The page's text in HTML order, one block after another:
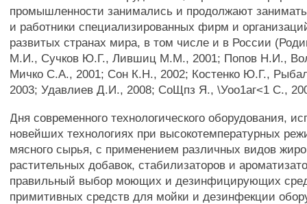
промышленности занимались и продолжают
и работники специализированных фирм и
развитых странах мира, в том числе и в России
М.И., Сучков Ю.Г., Лившиц М.М., 2001; Попов Н.И.,
Мичко С.А., 2001; Сон К.Н., 2002; Костенко Ю.Г.,
2003; Удавлиев Д.И., 2008; СоЩпз Я., \Уоо1аг<1 С.,
Дня современного технологического оборудования,
новейших технологиях при высокотемпературных
мясного сырья, с применением различных видов
растительных добавок, стабилизаторов и
правильный выбор моющих и дезинфицирующих
примитивных средств для мойки и дезинфекции